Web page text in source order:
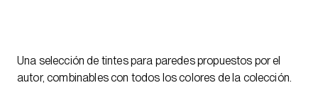
Una selección de tintes para paredes propuestos por el
autor, combinables con todos los colores de la colección.